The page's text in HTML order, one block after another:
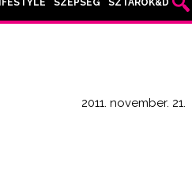
SZÉPSÉG SZTÁROK&DIVAT
2011. november. 21.